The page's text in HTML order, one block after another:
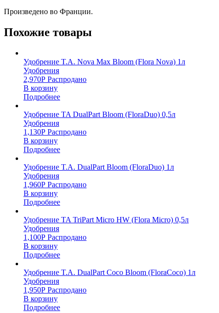
Произведено во Франции.
Похожие товары
Удобрение T.A. Nova Max Bloom (Flora Nova) 1л
Удобрения
2,970Р Распродано
В корзину
Подробнее
Удобрение TA DualPart Bloom (FloraDuo) 0,5л
Удобрения
1,130Р Распродано
В корзину
Подробнее
Удобрение T.A. DualPart Bloom (FloraDuo) 1л
Удобрения
1,960Р Распродано
В корзину
Подробнее
Удобрение TA TriPart Micro HW (Flora Micro) 0,5л
Удобрения
1,100Р Распродано
В корзину
Подробнее
Удобрение T.A. DualPart Coco Bloom (FloraCoco) 1л
Удобрения
1,950Р Распродано
В корзину
Подробнее